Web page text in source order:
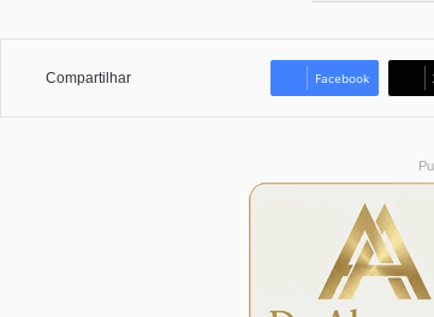
Compartilhar Facebook